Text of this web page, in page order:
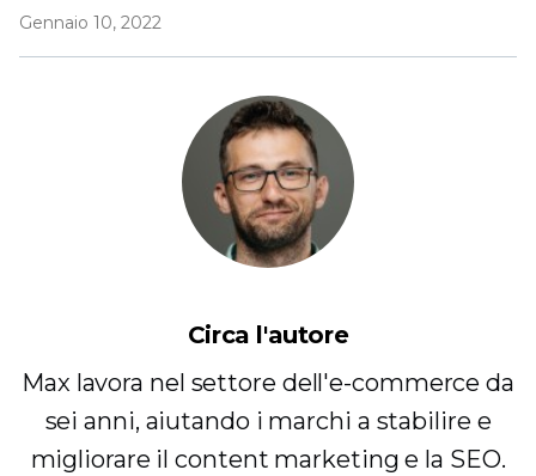
Gennaio 10, 2022
Circa l'autore
Max lavora nel settore dell'e-commerce da
sei anni, aiutando i marchi a stabilire e
migliorare il content marketing e la SEO.